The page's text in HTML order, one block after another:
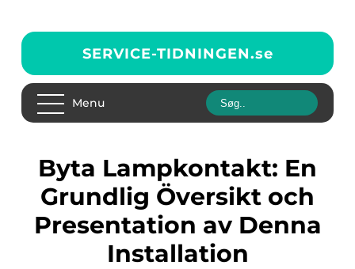
SERVICE-TIDNINGEN.se
Menu
Byta Lampkontakt: En
Grundlig Översikt och
Presentation av Denna
Installation